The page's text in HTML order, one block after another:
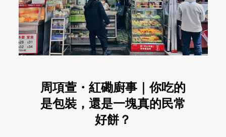
周項萱・紅磡廚事｜你吃的
是包裝，還是一塊真的民常
好餅？